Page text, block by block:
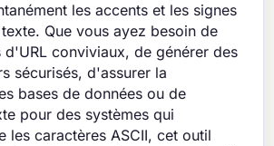
les accents et les signes
Que vous ayez besoin de
d'URL conviviaux, de générer des
sécurisés, d'assurer la
bases de données ou de
pour des systèmes qui
les caractères ASCII, cet outil